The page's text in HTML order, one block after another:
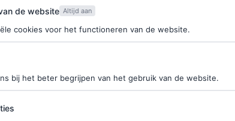
de website
de website Altijd aan
cookies voor het functioneren van de website.
bij het beter begrijpen van het gebruik van de website.